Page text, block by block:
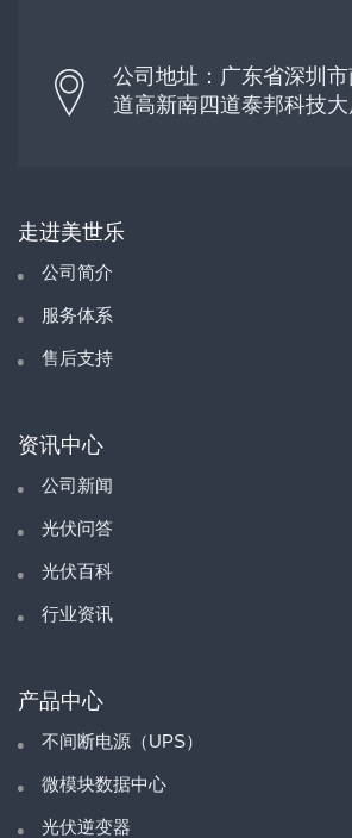
公司地址：广东省深圳
道高新南四道泰邦科技
走进美世乐
公司简介
服务体系
售后支持
资讯中心
公司新闻
光伏问答
光伏百科
行业资讯
产品中心
不间断电源（UPS）
微模块数据中心
光伏逆变器